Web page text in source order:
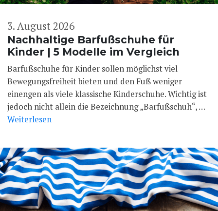
Nachhaltige Barfußschuhe für
Kinder | 5 Modelle im Vergleich
3. August 2026
Barfußschuhe für Kinder sollen möglichst viel
Bewegungsfreiheit bieten und den Fuß weniger
einengen als viele klassische Kinderschuhe. Wichtig ist
jedoch nicht allein die Bezeichnung „Barfußschuh“, …
Weiterlesen